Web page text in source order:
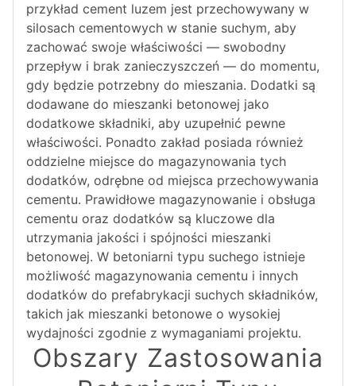
przykład cement luzem jest przechowywany w
silosach cementowych w stanie suchym, aby
zachować swoje właściwości — swobodny
przepływ i brak zanieczyszczeń — do momentu,
gdy będzie potrzebny do mieszania. Dodatki są
dodawane do mieszanki betonowej jako
dodatkowe składniki, aby uzupełnić pewne
właściwości. Ponadto zakład posiada również
oddzielne miejsce do magazynowania tych
dodatków, odrębne od miejsca przechowywania
cementu. Prawidłowe magazynowanie i obsługa
cementu oraz dodatków są kluczowe dla
utrzymania jakości i spójności mieszanki
betonowej. W betoniarni typu suchego istnieje
możliwość magazynowania cementu i innych
dodatków do prefabrykacji suchych składników,
takich jak mieszanki betonowe o wysokiej
wydajności zgodnie z wymaganiami projektu.
Obszary Zastosowania